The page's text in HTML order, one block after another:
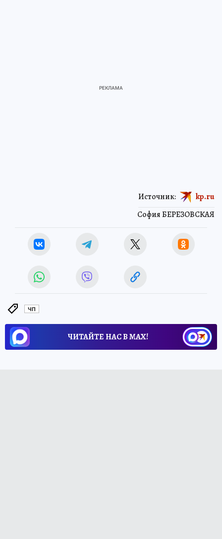
София БЕРЕЗОВСКАЯ
Источник: kp.ru
ЧП
ЧИТАЙТЕ НАС В МАХ!